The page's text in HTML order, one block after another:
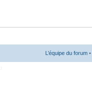
L’équipe du forum •